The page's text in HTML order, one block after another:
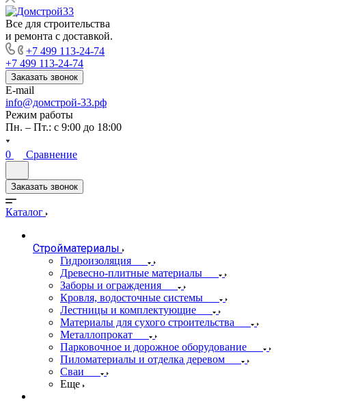
Все для строительства
и ремонта с доставкой.
+7 499 113-24-74
+7 499 113-24-74
Заказать звонок
E-mail
info@домстрой-33.рф
Режим работы
Пн. – Пт.: с 9:00 до 18:00
0 Сравнение
Заказать звонок
Каталог
Стройматериалы
Гидроизоляция
Древесно-плитные материалы
Заборы и ограждения
Кровля, водосточные системы
Лестницы и комплектующие
Материалы для сухого строительства
Металлопрокат
Парковочное и дорожное оборудование
Пиломатериалы и отделка деревом
Сваи
Еще